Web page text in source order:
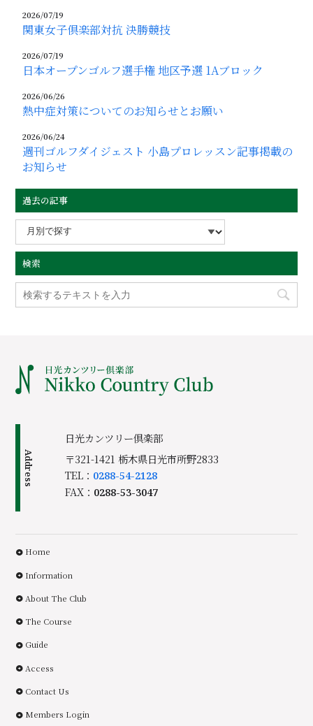
2026/07/19
関東女子倶楽部対抗 決勝競技
2026/07/19
日本オープンゴルフ選手権 地区予選 1Aブロック
2026/06/26
熱中症対策についてのお知らせとお願い
2026/06/24
週刊ゴルフダイジェスト 小島プロレッスン記事掲載の
お知らせ
過去の記事
検索
Address
日光カンツリー倶楽部
〒321-1421 栃木県日光市所野2833
TEL： 0288-54-2128
FAX： 0288-53-3047
Home
Information
About The Club
The Course
Guide
Access
Contact Us
Members Login